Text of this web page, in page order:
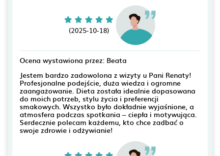
(2025-10-18)
Ocena wystawiona przez: Beata
Jestem bardzo zadowolona z wizyty u Pani Renaty!
Profesjonalne podejście, duża wiedza i ogromne
zaangażowanie. Dieta została idealnie dopasowana
do moich potrzeb, stylu życia i preferencji
smakowych. Wszystko było dokładnie wyjaśnione, a
atmosfera podczas spotkania – ciepła i motywująca.
Serdecznie polecam każdemu, kto chce zadbać o
swoje zdrowie i odżywianie!